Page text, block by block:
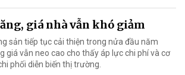
giá nhà vẫn khó giảm
sản tiếp tục cải thiện trong nửa đầu năm
giá vẫn neo cao cho thấy áp lực chi phí và cơ
phối diễn biến thị trường.